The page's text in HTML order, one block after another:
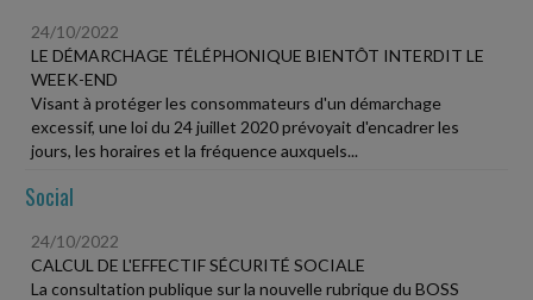
24/10/2022
LE DÉMARCHAGE TÉLÉPHONIQUE BIENTÔT INTERDIT LE
WEEK-END
Visant à protéger les consommateurs d'un démarchage
excessif, une loi du 24 juillet 2020 prévoyait d'encadrer les
jours, les horaires et la fréquence auxquels...
Social
24/10/2022
CALCUL DE L'EFFECTIF SÉCURITÉ SOCIALE
La consultation publique sur la nouvelle rubrique du BOSS